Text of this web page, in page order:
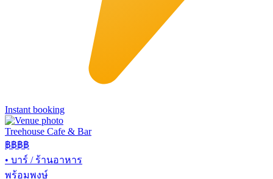
Instant booking
Treehouse Cafe & Bar
฿฿฿฿
• บาร์ / ร้านอาหาร
พร้อมพงษ์